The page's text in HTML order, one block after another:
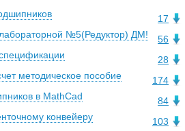
17
56
№5(Редуктор) ДМ!
28
174
методическое пособие
84
в MathCad
103
конвейеру